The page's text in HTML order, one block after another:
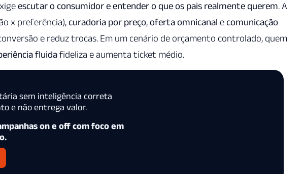
escutar o consumidor e entender o que os pais realmente querem. A
x preferência),curadoria por preço,oferta omnicanal ecomunicação
e reduz trocas. Em um cenário de orçamento controlado, quem
fluidafideliza e aumenta ticket médio.
sem inteligência correta
e não entrega valor.
on e off com foco em